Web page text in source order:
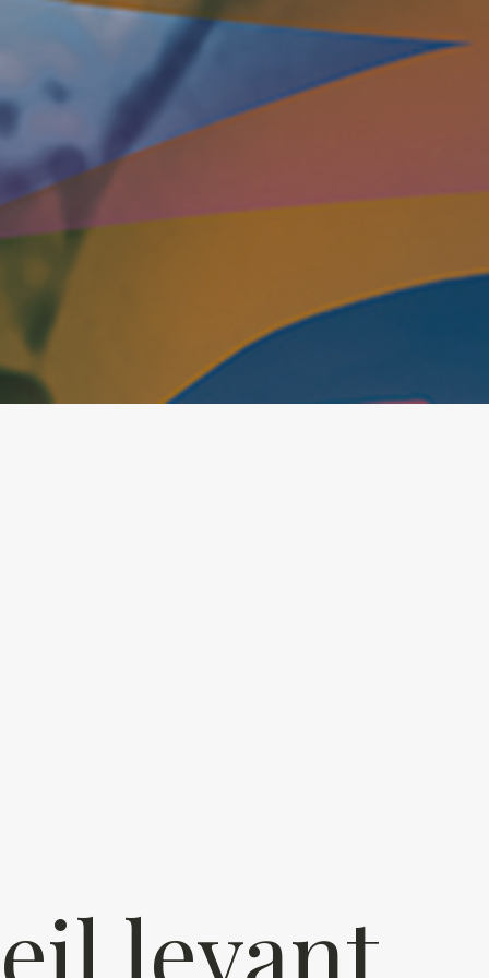
levant
levant